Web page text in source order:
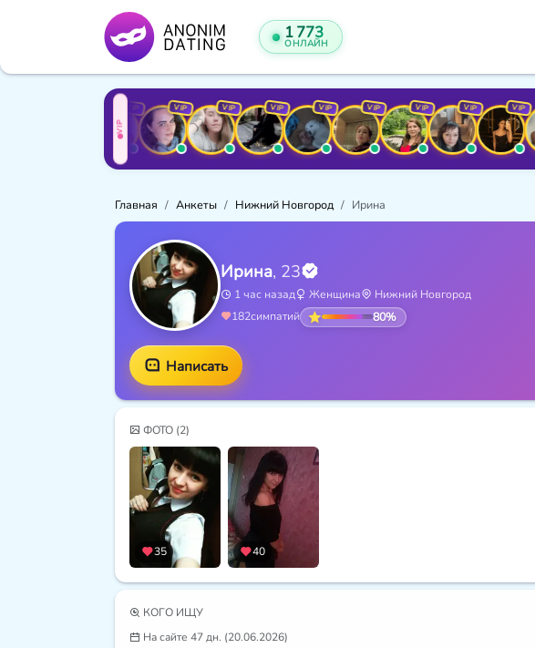
1 773
ОНЛАЙН
VIP
VIP VIP VIP VIP VIP VIP VIP VIP
Главная Анкеты Нижний Новгород Ирина
Ирина, 23
1 час назад Женщина
Нижний Новгород
182симпатий 80%
Написать
ФОТО (2)
35 40
КОГО ИЩУ
На сайте 47 дн. (20.06.2026)